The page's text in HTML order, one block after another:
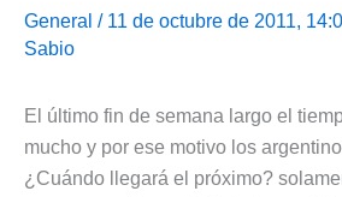
General / 11 de octubre de 2011,
Sabio
El último fin de semana largo el
mucho y por ese motivo los
¿Cuándo llegará el próximo?